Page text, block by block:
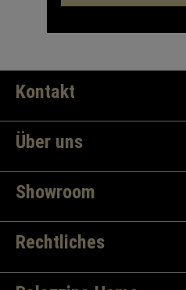
Kontakt
Über uns
Showroom
Rechtliches